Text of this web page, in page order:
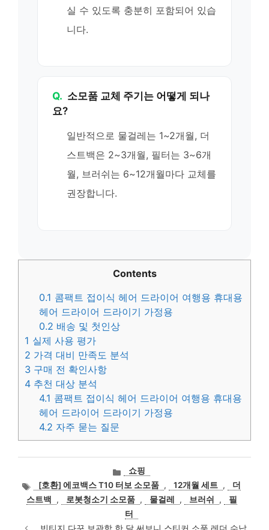
실 수 있도록 충분히 포함되어 있습
니다.
Q. 소모품 교체 주기는 어떻게 되나
요?
일반적으로 물걸레는 1~2개월, 더
스트백은 2~3개월, 필터는 3~6개
월, 브러쉬는 6~12개월마다 교체를
권장합니다.
Contents
0.1 콤팩트 접이식 헤어 드라이어 여행용 휴대용
헤어 드라이어 드라이기 가정용
0.2 배송 및 첫인상
1 실제 사용 평가
2 가격 대비 만족도 분석
3 구매 전 확인사항
4 추천 대상 분석
4.1 콤팩트 접이식 헤어 드라이어 여행용 휴대용
헤어 드라이어 드라이기 가정용
4.2 자주 묻는 질문
카
테
고
리
쇼핑
태
그
[호환] 에코백스 T10 터보 소모품 , 12개월 세트 ,
더
스트백
, 로봇청소기 소모품 , 물걸레 , 브러쉬 ,
필
터